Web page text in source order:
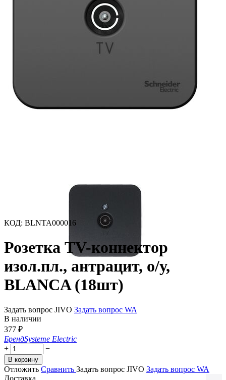
КОД: BLNTA000016
Розетка TV-коннектор
изол.пл., антрацит, о/у,
BLANCA (18шт)
Задать вопрос JIVO Задать вопрос WA
В наличии
377 ₽
БрендSysteme Electric
+
−
В корзину
Отложить Сравнить Задать вопрос JIVO Задать вопрос WA
Доставка